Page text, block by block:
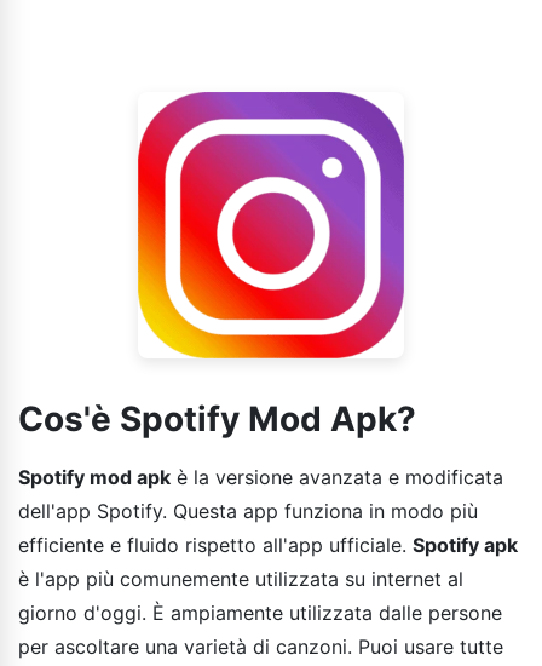
Cos'è Spotify Mod Apk?
Spotify mod apk è la versione avanzata e modificata
dell'app Spotify. Questa app funziona in modo più
efficiente e fluido rispetto all'app ufficiale. Spotify apk
è l'app più comunemente utilizzata su internet al
giorno d'oggi. È ampiamente utilizzata dalle persone
per ascoltare una varietà di canzoni. Puoi usare tutte